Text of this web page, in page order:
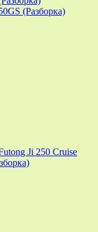
(Разборка)
Ji 250 Cruise